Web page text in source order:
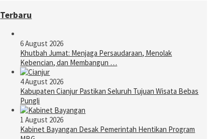
Terbaru
6 August 2026
Khutbah Jumat: Menjaga Persaudaraan, Menolak
Kebencian, dan Membangun …
4 August 2026
Kabupaten Cianjur Pastikan Seluruh Tujuan Wisata Bebas
Pungli
1 August 2026
Kabinet Bayangan Desak Pemerintah Hentikan Program